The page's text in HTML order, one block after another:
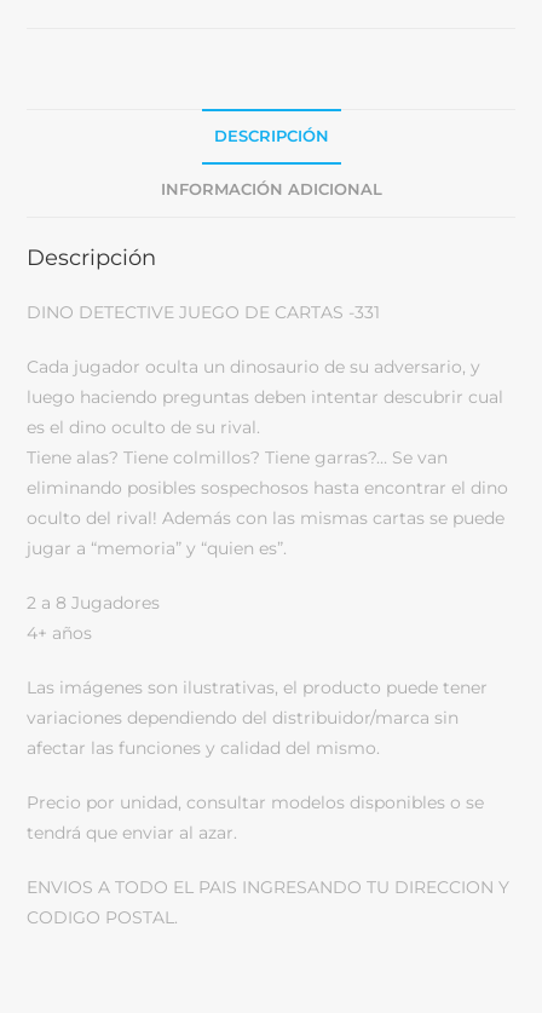
DESCRIPCIÓN
INFORMACIÓN ADICIONAL
Descripción
DINO DETECTIVE JUEGO DE CARTAS -331
Cada jugador oculta un dinosaurio de su adversario, y
luego haciendo preguntas deben intentar descubrir cual
es el dino oculto de su rival.
Tiene alas? Tiene colmillos? Tiene garras?… Se van
eliminando posibles sospechosos hasta encontrar el dino
oculto del rival! Además con las mismas cartas se puede
jugar a “memoria” y “quien es”.
2 a 8 Jugadores
4+ años
Las imágenes son ilustrativas, el producto puede tener
variaciones dependiendo del distribuidor/marca sin
afectar las funciones y calidad del mismo.
Precio por unidad, consultar modelos disponibles o se
tendrá que enviar al azar.
ENVIOS A TODO EL PAIS INGRESANDO TU DIRECCION Y
CODIGO POSTAL.